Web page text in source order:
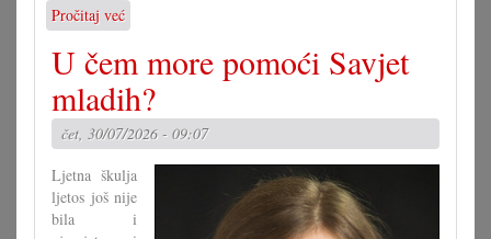
Pročitaj već
3.
tamburaški
kemp
s
koncertom
u
Pagu
U čem more pomoći Savjet
mladih?
čet, 30/07/2026 - 09:07
Ljetna škulja
ljetos još nije
bila i